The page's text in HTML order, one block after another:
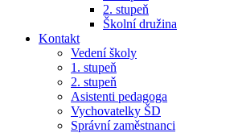
2. stupeň
Školní družina
Kontakt
Vedení školy
1. stupeň
2. stupeň
Asistenti pedagoga
Vychovatelky ŠD
Správní zaměstnanci